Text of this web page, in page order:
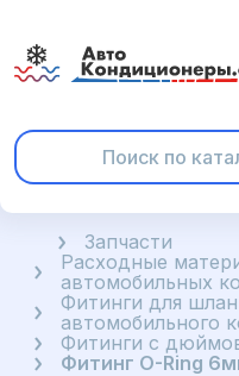
ГлавнаяЗапчасти
Расходные
автомобильных
Фитинги для
автомобильного
Фитинги с
Фитинг O-Ring